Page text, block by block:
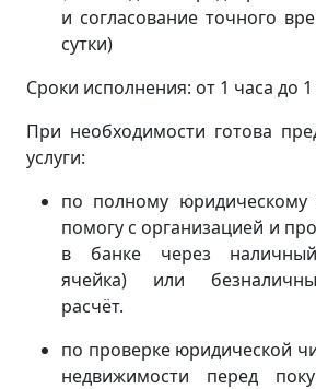
и согласование точного
сутки)
Сроки исполнения: от 1 часа до 1
При необходимости готова
услуги:
по полному юридическому
помогу с организацией и
в банке через наличный
ячейка) или
расчёт.
по проверке юридической
недвижимости перед